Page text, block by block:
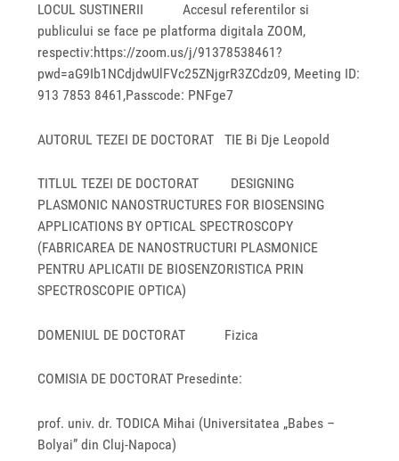
LOCUL SUSTINERII Accesul referentilor si
publicului se face pe platforma digitala ZOOM,
respectiv:https://zoom.us/j/91378538461?
pwd=aG9Ib1NCdjdwUlFVc25ZNjgrR3ZCdz09, Meeting ID:
913 7853 8461,Passcode: PNFge7
AUTORUL TEZEI DE DOCTORAT TIE Bi Dje Leopold
TITLUL TEZEI DE DOCTORAT DESIGNING
PLASMONIC NANOSTRUCTURES FOR BIOSENSING
APPLICATIONS BY OPTICAL SPECTROSCOPY
(FABRICAREA DE NANOSTRUCTURI PLASMONICE
PENTRU APLICATII DE BIOSENZORISTICA PRIN
SPECTROSCOPIE OPTICA)
DOMENIUL DE DOCTORAT Fizica
COMISIA DE DOCTORAT Presedinte:
prof. univ. dr. TODICA Mihai (Universitatea „Babes –
Bolyai” din Cluj-Napoca)